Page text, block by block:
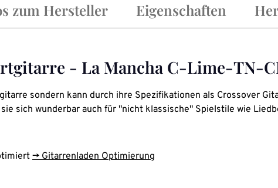
zum Hersteller Eigenschaften
- La Mancha C-Lime-TN-
sondern kann durch ihre Spezifikationen als Crossover
sich wunderbar auch für "nicht klassische" Spielstile wie
-> Gitarrenladen Optimierung